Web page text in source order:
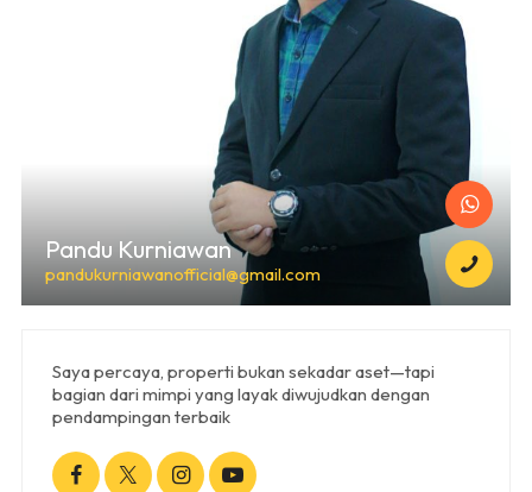
Pandu Kurniawan
pandukurniawanofficial@gmail.com
Saya percaya, properti bukan sekadar aset—tapi
bagian dari mimpi yang layak diwujudkan dengan
pendampingan terbaik